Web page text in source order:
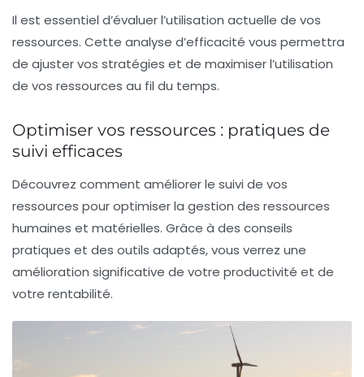
Il est essentiel d’évaluer l’utilisation actuelle de vos
ressources. Cette analyse d’efficacité vous permettra
de ajuster vos stratégies et de maximiser l’utilisation
de vos ressources au fil du temps.
Optimiser vos ressources : pratiques de
suivi efficaces
Découvrez comment améliorer le suivi de vos
ressources pour optimiser la gestion des ressources
humaines et matérielles. Grâce à des conseils
pratiques et des outils adaptés, vous verrez une
amélioration significative de votre productivité et de
votre rentabilité.